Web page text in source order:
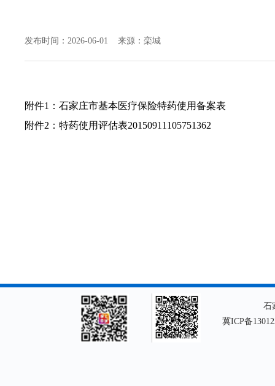
发布时间：2026-06-01 来源：栾城
附件1： 石家庄市基本医疗保险特药使用备案表
附件2： 特药使用评估表20150911105751362